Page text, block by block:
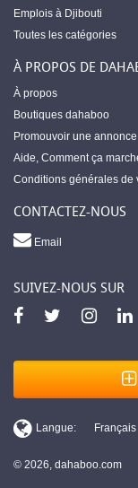
Emplois à Djibouti
Toutes les catégories
À PROPOS DE
À propos
Boutiques dahaboo
Promouvoir une annonce
Aide, Comment ça
Conditions générales de
CONTACTEZ-NOUS
Email
SUIVEZ-NOUS SUR
© 2026, dahaboo.com